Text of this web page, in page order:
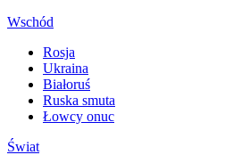
Wschód
Rosja
Ukraina
Białoruś
Ruska smuta
Łowcy onuc
Świat